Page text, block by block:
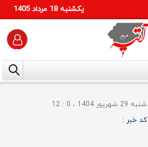
يكشنبه 18 مرداد 1405
شنبه 29 شهریور 1404 ، 0 : 12
کد خبر :